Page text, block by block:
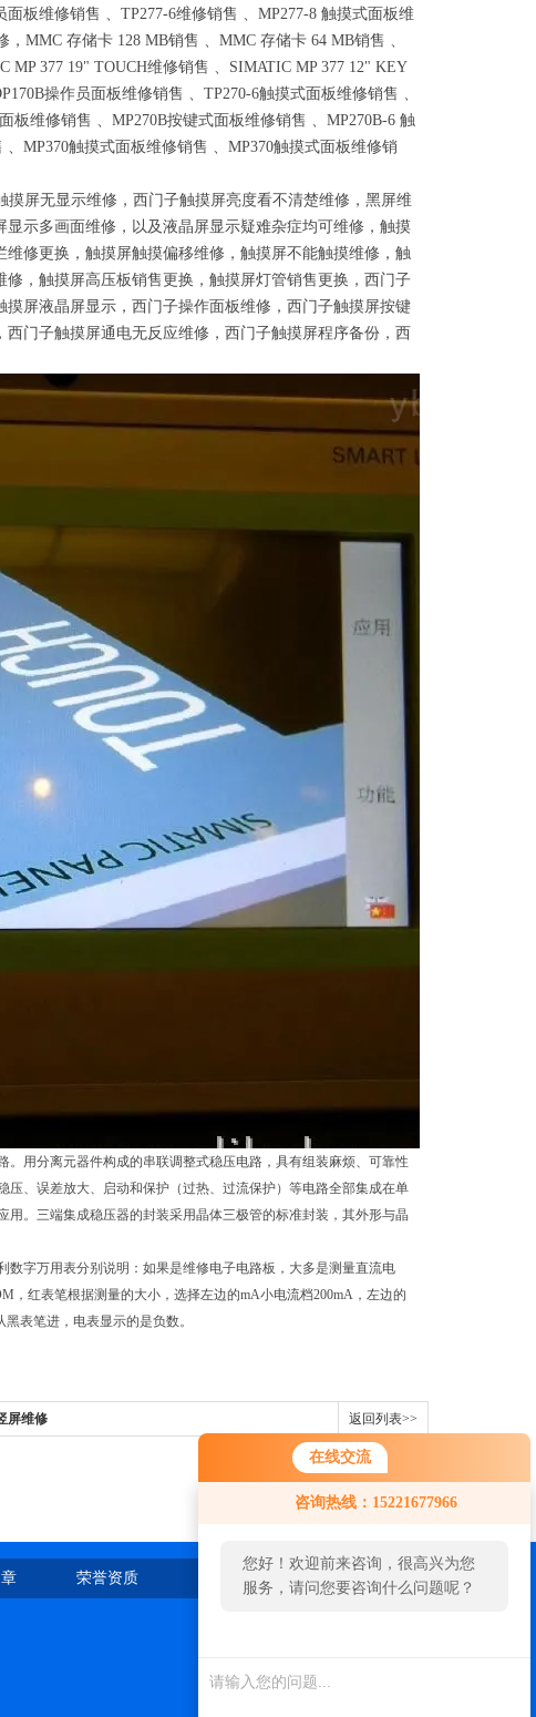
在线交流
咨询热线：15221677966
您好！欢迎前来咨询，很高兴为您
服务，请问您要咨询什么问题呢？
面板维修销售 、 TP277-6维修销售 、 MP277-8 触摸式面板维
， MMC 存储卡 128 MB销售 、 MMC 存储卡 64 MB销售 、
MP 377 19" TOUCH维修销售 、 SIMATIC MP 377 12" KEY
操作员面板维修销售 、 TP270-6触摸式面板维修销售 、
板维修销售 、 MP270B按键式面板维修销售 、 MP270B-6 触
MP370触摸式面板维修销售 、 MP370触摸式面板维修销
屏无显示维修，西门子触摸屏亮度看不清楚维修，黑屏维
示多画面维修，以及液晶屏显示疑难杂症均可维修，触摸
修更换，触摸屏触摸偏移维修，触摸屏不能触摸维修，触
，触摸屏高压板销售更换，触摸屏灯管销售更换，西门子
屏液晶屏显示，西门子操作面板维修，西门子触摸屏按键
门子触摸屏通电无反应维修，西门子触摸屏程序备份，西
用分离元器件构成的串联调整式稳压电路，具有组装麻烦、可靠性
、误差放大、启动和保护（过热、过流保护）等电路全部集成在单
。三端集成稳压器的封装采用晶体三极管的标准封装，其外形与晶
字万用表分别说明：如果是维修电子电路板，大多是测量直流电
，红表笔根据测量的大小，选择左边的mA小电流档200mA，左边的
表笔进，电表显示的是负数。
屏维修 返回列表>>
荣誉资质 在线留言 联系我们